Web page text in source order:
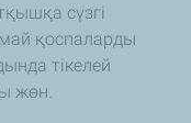
сүзгі
қоспаларды
тікелей
жөн.